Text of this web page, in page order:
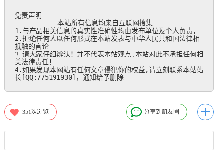
免责声明
本站所有信息均来自互联网搜集
1.与产品相关信息的真实性准确性均由发布单位及个人负责，
2.拒绝任何人以任何形式在本站发表与中华人民共和国法律相
抵触的言论
3.请大家仔细辨认！并不代表本站观点,本站对此不承担任何相
关法律责任！
4.如果发现本网站有任何文章侵犯你的权益,请立刻联系本站站
长[QQ:775191930]，通知给予删除
351次浏览 分享到朋友圈